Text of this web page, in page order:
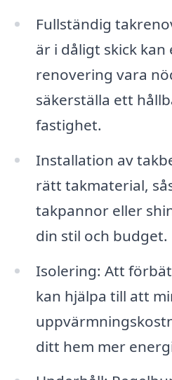
Fullständig
är i dåligt skick
renovering vara
säkerställa ett
fastighet.
Installation av
rätt takmaterial,
takpannor eller
din stil och budget.
Isolering: Att
kan hjälpa till att
ditt hem mer